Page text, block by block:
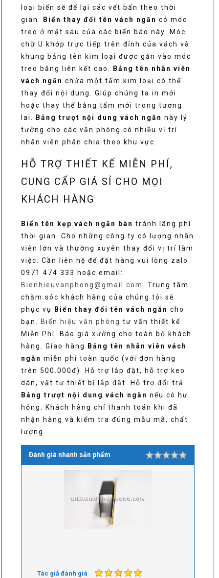
loại biển sẽ để lại các vết bẩn theo thời
gian.
Biển thay đổi tên vách ngăn có móc
treo ở mặt sau của các biển báo này. Móc
chữ U khớp trực tiếp trên đỉnh của vách và
khung bảng tên kim loại được gắn vào móc
treo bằng liên kết cao.
Bảng tên nhân viên
vách ngăn chứa một tấm kim loại có thể
thay đổi nội dung. Giúp chúng ta in mới
hoặc thay thế bằng tấm mới trong tương
lai.
Bảng trượt nội dung vách ngăn này lý
tưởng cho các văn phòng có nhiều vị trí
nhân viên phân chia theo khu vực.
HỖ TRỢ THIẾT KẾ MIỄN PHÍ,
CUNG CẤP GIÁ SỈ CHO MỌI
KHÁCH HÀNG
Biển tên kẹp vách ngăn bàntránh lãng phí
thời gian. Cho những công ty có lượng nhân
viên lớn và thường xuyên thay đổi vị trí làm
việc. Cần liên hệ để đặt hàng vui lòng zalo:
0971 474 333 hoặc email:
Bienhieuvanphong@gmail.com. Trung tâm
chăm sóc khách hàng của chúng tôi sẽ
phục vụ
Biển thay đổi tên vách ngăn cho
bạn. Biển hiệu văn phòng tư vấn thiết kế
Miễn Phí. Báo giá xưởng cho toàn bộ khách
hàng. Giao hàng
Bảng tên nhân viên vách
ngăn miễn phí toàn quốc (với đơn hàng
trên 500.000đ). Hỗ trợ lắp đặt, hỗ trợ keo
dán, vật tư thiết bị lắp đặt. Hỗ trợ đổi trả
Bảng trượt nội dung vách ngăn nếu có hư
hỏng. Khách hàng chỉ thanh toán khi đã
nhận hàng và kiểm tra đúng mẫu mã, chất
lượng.
Đánh giá nhanh sản phẩm Rating
Tác giả đánh giá